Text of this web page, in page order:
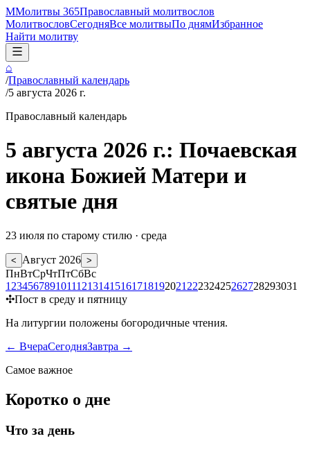
ММолитвы 365Православный молитвослов
МолитвословСегодняВсе молитвыПо днямИзбранное
Найти молитву
⌂
/Православный календарь
/5 августа 2026 г.
Православный календарь
5 августа 2026 г.: Почаевская
икона Божией Матери и
святые дня
23 июля по старому стилю · среда
< Август 2026 >
ПнВтСрЧтПтСбВс
1 23456789101112131415161718192021 22232425262728293031
✣Пост в среду и пятницу
На литургии положены богородичные чтения.
← ВчераСегодняЗавтра →
Самое важное
Коротко о дне
Что за день